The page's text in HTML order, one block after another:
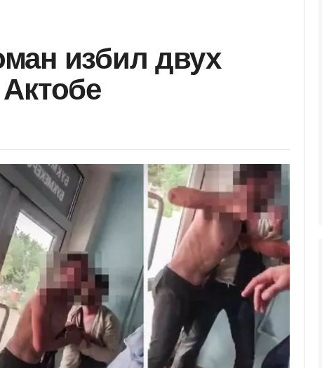
избил двух